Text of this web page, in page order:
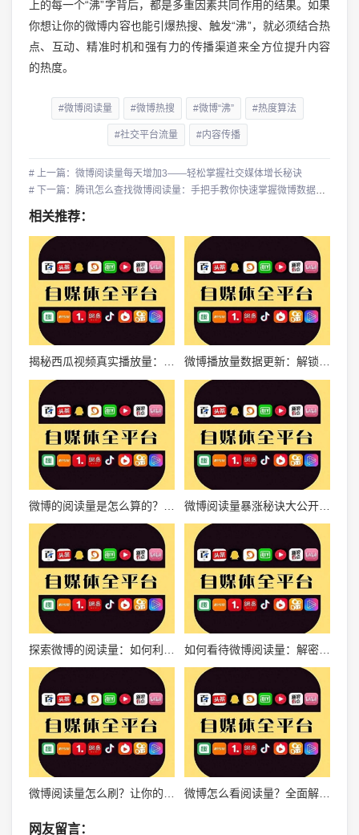
上的每一个“沸”字背后，都是多重因素共同作用的结果。如果
你想让你的微博内容也能引爆热搜、触发“沸”，就必须结合热
点、互动、精准时机和强有力的传播渠道来全方位提升内容
的热度。
#微博阅读量 #微博热搜 #微博“沸” #热度算法
#社交平台流量 #内容传播
# 上一篇：微博阅读量每天增加3——轻松掌握社交媒体增长秘诀
# 下一篇：腾讯怎么查找微博阅读量：手把手教你快速掌握微博数据分析
相关推荐：
揭秘西瓜视频真实播放量：如何精准把握内容传播效果？ 微博播放量数据更新：解锁视频传播的新高度
微博阅读量暴涨秘诀大公开，教你快速提升流量的终极指南
如何看待微博阅读量：解密背后的真相与技巧
微博怎么看阅读量？全面解析你不可不知的技巧
网友留言：